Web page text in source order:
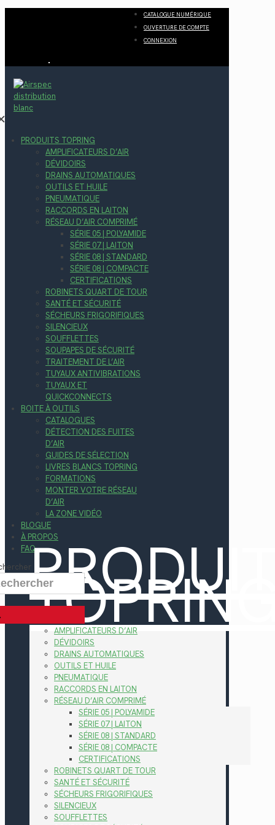
CATALOGUE NUMÉRIQUE
OUVERTURE DE COMPTE
CONNEXION
PRODUITS TOPRING
AMPLIFICATEURS D’AIR
DÉVIDOIRS
DRAINS AUTOMATIQUES
OUTILS ET HUILE
PNEUMATIQUE
RACCORDS EN LAITON
RÉSEAU D’AIR COMPRIMÉ
SÉRIE 05 | POLYAMIDE
SÉRIE 07 | LAITON
SÉRIE 08 | STANDARD
SÉRIE 08 | COMPACTE
CERTIFICATIONS
ROBINETS QUART DE TOUR
SANTÉ ET SÉCURITÉ
SÉCHEURS FRIGORIFIQUES
SILENCIEUX
SOUFFLETTES
SOUPAPES DE SÉCURITÉ
TRAITEMENT DE L’AIR
TUYAUX ANTIVIBRATIONS
TUYAUX ET
QUICKCONNECTS
BOITE À OUTILS
CATALOGUES
DÉTECTION DES FUITES
D’AIR
GUIDES DE SÉLECTION
LIVRES BLANCS TOPRING
FORMATIONS
MONTER VOTRE RÉSEAU
D’AIR
LA ZONE VIDÉO
BLOGUE
À PROPOS
FAQ
AMPLIFICATEURS D’AIR
DÉVIDOIRS
DRAINS AUTOMATIQUES
OUTILS ET HUILE
PNEUMATIQUE
RACCORDS EN LAITON
RÉSEAU D’AIR COMPRIMÉ
SÉRIE 05 | POLYAMIDE
SÉRIE 07 | LAITON
SÉRIE 08 | STANDARD
SÉRIE 08 | COMPACTE
CERTIFICATIONS
ROBINETS QUART DE TOUR
SANTÉ ET SÉCURITÉ
SÉCHEURS FRIGORIFIQUES
SILENCIEUX
SOUFFLETTES